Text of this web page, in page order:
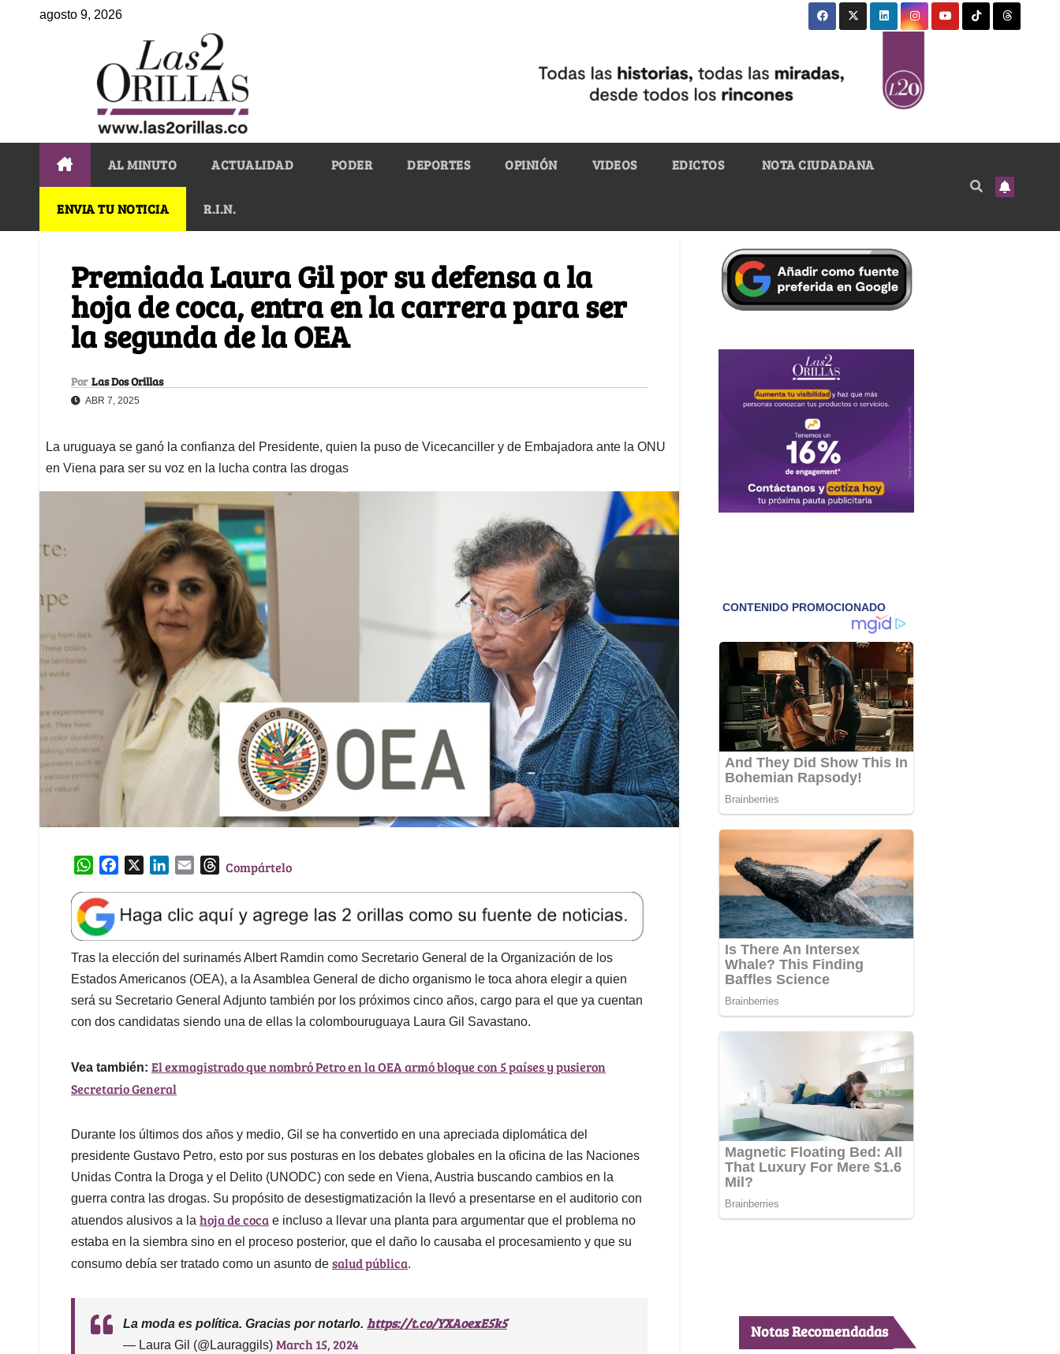
agosto 9, 2026
AL MINUTO ACTUALIDAD PODER DEPORTES OPINIÓN VIDEOS EDICTOS NOTA CIUDADANA
ENVIA TU NOTICIA R.I.N.
Premiada Laura Gil por su defensa a la
hoja de coca, entra en la carrera para ser
la segunda de la OEA
Por Las Dos Orillas
ABR 7, 2025
La uruguaya se ganó la confianza del Presidente, quien la puso de Vicecanciller y de Embajadora ante la ONU
en Viena para ser su voz en la lucha contra las drogas
W
a
t
s
A
p
p
e
b
o
o
k
k
e
d
I
n
l
T
e
a
d
s
Compártelo
Tras la elección del surinamés Albert Ramdin como Secretario General de la Organización de los
Estados Americanos (OEA), a la Asamblea General de dicho organismo le toca ahora elegir a quien
será su Secretario General Adjunto también por los próximos cinco años, cargo para el que ya cuentan
con dos candidatas siendo una de ellas la colombouruguaya Laura Gil Savastano.
Vea también: El exmagistrado que nombró Petro en la OEA armó bloque con 5 países y pusieron
Secretario General
Durante los últimos dos años y medio, Gil se ha convertido en una apreciada diplomática del
presidente Gustavo Petro, esto por sus posturas en los debates globales en la oficina de las Naciones
Unidas Contra la Droga y el Delito (UNODC) con sede en Viena, Austria buscando cambios en la
guerra contra las drogas. Su propósito de desestigmatización la llevó a presentarse en el auditorio con
atuendos alusivos a la hoja de coca e incluso a llevar una planta para argumentar que el problema no
estaba en la siembra sino en el proceso posterior, que el daño lo causaba el procesamiento y que su
consumo debía ser tratado como un asunto de salud pública.
La moda es política. Gracias por notarlo. https://t.co/YXAoexE5k5
— Laura Gil (@Lauraggils) March 15, 2024
Notas Recomendadas